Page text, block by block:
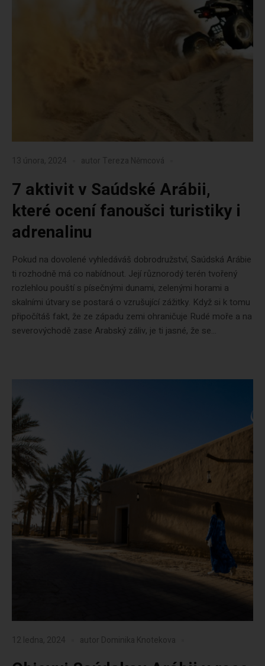
13 února, 2024 autor Tereza Němcová
7 aktivit v Saúdské Arábii,
které ocení fanoušci turistiky i
adrenalinu
Pokud na dovolené vyhledáváš dobrodružství, Saúdská Arábie
ti rozhodně má co nabídnout. Její různorodý terén tvořený
rozlehlou pouští s písečnými dunami, zelenými horami a
skalními útvary se postará o vzrušující zážitky. Když si k tomu
připočítáš fakt, že ze západu zemi ohraničuje Rudé moře a na
severovýchodě zase Arabský záliv, je ti jasné, že se...
12 ledna, 2024 autor Dominika Knotekova